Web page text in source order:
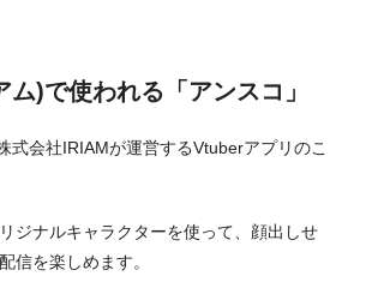
)で使われる「アンスコ」
式会社IRIAMが運営するVtuberアプリのこ
ジナルキャラクターを使って、顔出しせ
信を楽しめます。